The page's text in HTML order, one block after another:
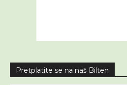
Pretplatite se na naš Bilten